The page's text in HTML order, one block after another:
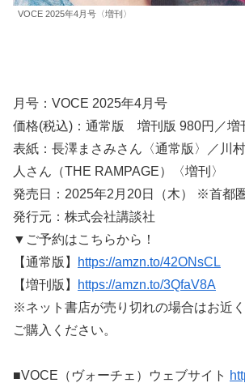
VOCE 2025年4⽉号〈増刊〉
⽉号：VOCE 2025年4⽉号
価格(税込)：通常版 増刊版 980円／増
表紙：長澤まさみさん〈通常版〉／川
人さん（THE RAMPAGE）〈増刊〉
発売⽇：2025年2⽉20⽇（木） ※⾸都
発⾏元：株式会社講談社
▼ご予約はこちらから！
【通常版】
https://amzn.to/42ONsCL
【増刊版】
https://amzn.to/3QfaV8A
※ネット書店が売り切れの場合はお近
ご購入ください。
■VOCE（ヴォーチェ）ウェブサイト